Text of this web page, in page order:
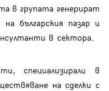
в групата генерират
българския пазар и
в сектора.
специализирали в
на сделки с